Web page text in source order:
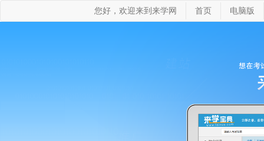
您好，欢迎来到来学网 首页 电脑版